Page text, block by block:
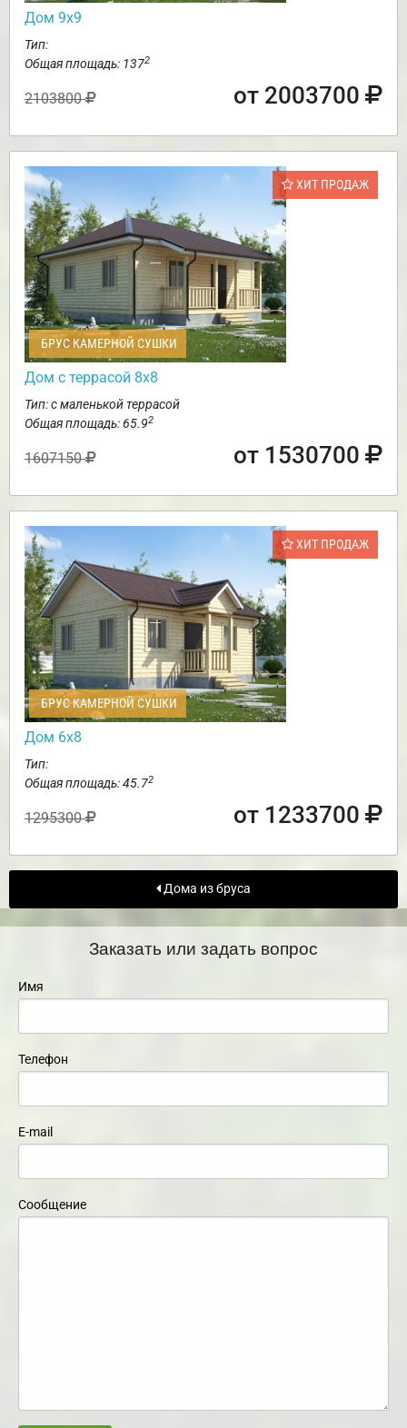
Дом 9х9
Тип:
Общая площадь: 1372
2103800 от 2003700
ХИТ ПРОДАЖ
БРУС КАМЕРНОЙ СУШКИ
Дом с террасой 8х8
Тип: с маленькой террасой
Общая площадь: 65.92
1607150 от 1530700
ХИТ ПРОДАЖ
БРУС КАМЕРНОЙ СУШКИ
Дом 6х8
Тип:
Общая площадь: 45.72
1295300 от 1233700
Дома из бруса
Заказать или задать вопрос
Имя
Телефон
E-mail
Сообщение